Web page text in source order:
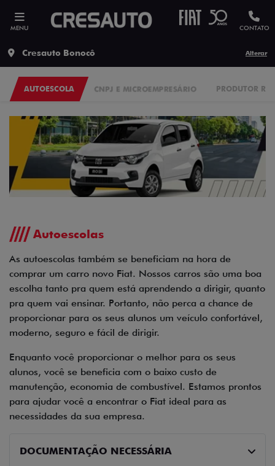
MENU CONTATO
Cresauto Bonocô Alterar
CNPJ E MICROEMPRESÁRIO
AUTOESCOLA PRODUTOR
Autoescolas
As autoescolas também se beneficiam na hora de
comprar um carro novo Fiat. Nossos carros são uma boa
escolha tanto pra quem está aprendendo a dirigir, quanto
pra quem vai ensinar. Portanto, não perca a chance de
proporcionar para os seus alunos um veículo confortável,
moderno, seguro e fácil de dirigir.
Enquanto você proporcionar o melhor para os seus
alunos, você se beneficia com o baixo custo de
manutenção, economia de combustível. Estamos prontos
para ajudar você a encontrar o Fiat ideal para as
necessidades da sua empresa.
DOCUMENTAÇÃO NECESSÁRIA